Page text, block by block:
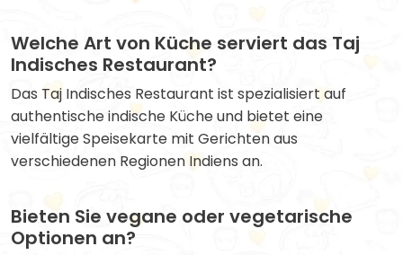
Welche Art von Küche serviert das Taj
Indisches Restaurant?
Das Taj Indisches Restaurant ist spezialisiert auf
authentische indische Küche und bietet eine
vielfältige Speisekarte mit Gerichten aus
verschiedenen Regionen Indiens an.
Bieten Sie vegane oder vegetarische
Optionen an?